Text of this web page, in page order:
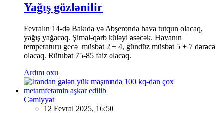
Yağış gözlənilir
Fevralın 14-də Bakıda və Abşeronda hava tutqun olacaq,
yağış yağacaq. Şimal-qərb küləyi əsəcək. Havanın
temperaturu gecə müsbət 2 + 4, gündüz müsbət 5 + 7 dərəcə
olacaq. Rütubət 75-85 faiz olacaq.
Ardını oxu
Cəmiyyət
12 Fevral 2025, 16:50